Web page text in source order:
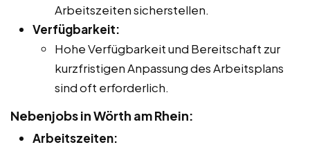
Arbeitszeiten sicherstellen.
Verfügbarkeit:
Hohe Verfügbarkeit und Bereitschaft zur
kurzfristigen Anpassung des Arbeitsplans
sind oft erforderlich.
Nebenjobs in Wörth am Rhein:
Arbeitszeiten: